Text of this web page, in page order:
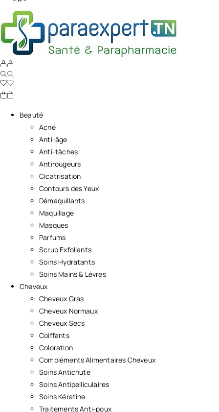
Beauté
Acné
Anti-âge
Anti-tâches
Antirougeurs
Cicatrisation
Contours des Yeux
Démaquillants
Maquillage
Masques
Parfums
Scrub Exfoliants
Soins Hydratants
Soins Mains & Lèvres
Cheveux
Cheveux Gras
Cheveux Normaux
Cheveux Secs
Coiffants
Coloration
Compléments Alimentaires Cheveux
Soins Antichute
Soins Antipelliculaires
Soins Kératine
Traitements Anti-poux